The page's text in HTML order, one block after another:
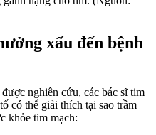
xấu đến bệnh
nghiên cứu, các bác sĩ tim
có thể giải thích tại sao trầm
khỏe tim mạch: